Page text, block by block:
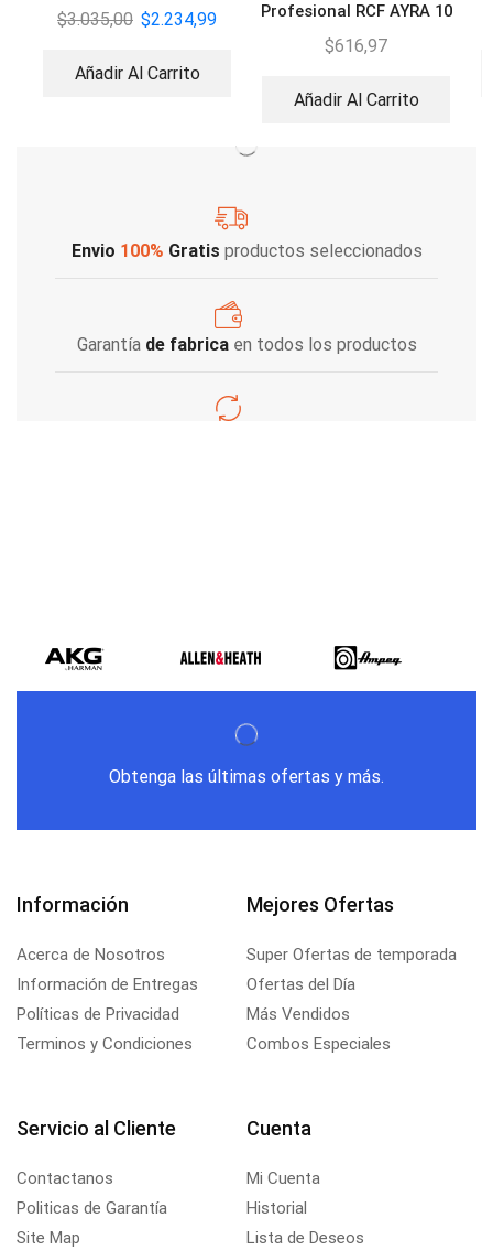
$3.035,00 $2.234,99
Añadir Al Carrito
Profesional RCF AYRA 10
$616,97
Añadir Al Carrito
Envio 100% Gratis productos seleccionados
Garantía de fabricaen todos los productos
Obtenga las últimas ofertas y más.
Información
Acerca de Nosotros
Información de Entregas
Políticas de Privacidad
Terminos y Condiciones
Mejores Ofertas
Super Ofertas de temporada
Ofertas del Día
Más Vendidos
Combos Especiales
Servicio al Cliente
Contactanos
Politicas de Garantía
Site Map
Cuenta
Mi Cuenta
Historial
Lista de Deseos